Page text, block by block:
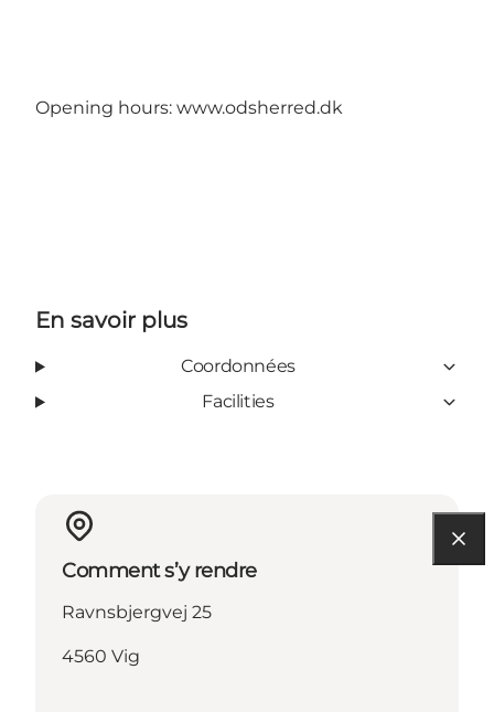
Opening hours: www.odsherred.dk
En savoir plus
Coordonnées
Facilities
Comment s’y rendre
Ravnsbjergvej 25
4560 Vig